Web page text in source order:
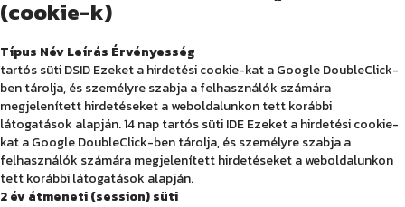
(cookie-k)
Típus NévLeírás Érvényesség
tartós süti DSID Ezeket a hirdetési cookie-kat a Google DoubleClick-
ben tárolja, és személyre szabja a felhasználók számára
megjelenített hirdetéseket a weboldalunkon tett korábbi
látogatások alapján. 14 nap tartós süti IDEEzeket a hirdetési cookie-
kat a Google DoubleClick-ben tárolja, és személyre szabja a
felhasználók számára megjelenített hirdetéseket a weboldalunkon
tett korábbi látogatások alapján.
2 év átmeneti (session) süti